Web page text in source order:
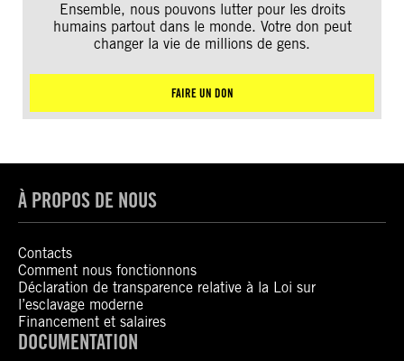
Ensemble, nous pouvons lutter pour les droits
humains partout dans le monde. Votre don peut
changer la vie de millions de gens.
FAIRE UN DON
À PROPOS DE NOUS
Contacts
Comment nous fonctionnons
Déclaration de transparence relative à la Loi sur
l’esclavage moderne
Financement et salaires
DOCUMENTATION